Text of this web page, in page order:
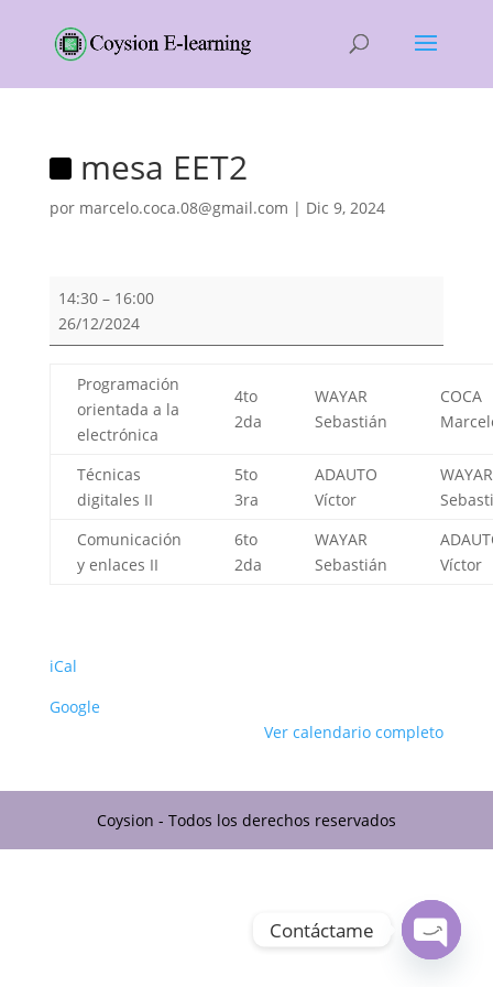
mesa EET2
por marcelo.coca.08@gmail.com | Dic 9, 2024
mesa
EET2
14:30 – 16:00
26/12/2024
Programación
orientada a la
electrónica
4to
2da
WAYAR
Sebastián
COCA
Técnicas
digitales II
5to
3ra
ADAUTO
Víctor
WAYAR
Comunicación
y enlaces II
6to
2da
WAYAR
Sebastián
Víctor
iCal
Google
Ver calendario completo
Coysion - Todos los derechos reservados
Contáctame